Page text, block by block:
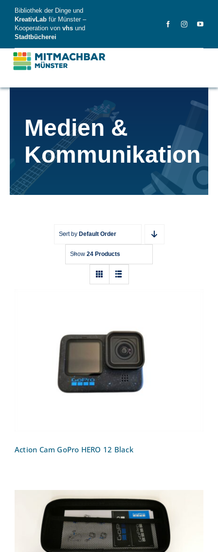
content
Bibliothek der Dinge und
KreativLab für Münster –
Kooperation von vhs und
Stadtbücherei
Dinge
FAQ
News
Videos
Medien &
Kommunikation
Sort by Default Order
Show 24 Products
Action Cam GoPro HERO 12 Black
Action Cam GoPro HERO 12 Black